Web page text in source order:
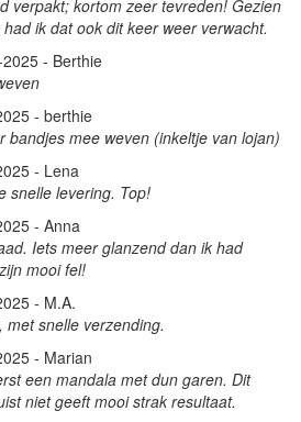
verpakt; kortom zeer tevreden! Gezien
ik dat ook dit keer weer verwacht.
- Berthie
- berthie
bandjes mee weven (inkeltje van lojan)
- Lena
snelle levering. Top!
- Anna
Iets meer glanzend dan ik had
mooi fel!
- M.A.
met snelle verzending.
- Marian
een mandala met dun garen. Dit
niet geeft mooi strak resultaat.